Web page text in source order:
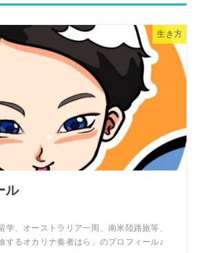
生き方
ル
学、オーストラリア一周、南米陸路旅等、
するオカリナ奏者はら」のプロフィール♪